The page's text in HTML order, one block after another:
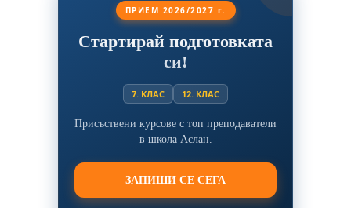
ПРИЕМ 2026/2027 г.
Стартирай подготовката
си!
7. КЛАС 12. КЛАС
Присъствени курсове с топ преподаватели
в школа Аслан.
ЗАПИШИ СЕ СЕГА